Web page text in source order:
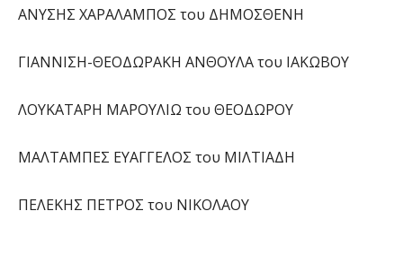
ΑΝΥΣΗΣ ΧΑΡΑΛΑΜΠΟΣ του ΔΗΜΟΣΘΕΝΗ
ΓΙΑΝΝΙΣΗ-ΘΕΟΔΩΡΑΚΗ ΑΝΘΟΥΛΑ του ΙΑΚΩΒΟΥ
ΛΟΥΚΑΤΑΡΗ ΜΑΡΟΥΛΙΩ του ΘΕΟΔΩΡΟΥ
ΜΑΛΤΑΜΠΕΣ ΕΥΑΓΓΕΛΟΣ του ΜΙΛΤΙΑΔΗ
ΠΕΛΕΚΗΣ ΠΕΤΡΟΣ του ΝΙΚΟΛΑΟΥ